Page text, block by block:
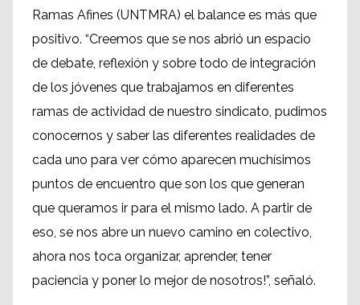
Ramas Afines (UNTMRA) el balance es más que
positivo. “Creemos que se nos abrió un espacio
de debate, reflexión y sobre todo de integración
de los jóvenes que trabajamos en diferentes
ramas de actividad de nuestro sindicato, pudimos
conocernos y saber las diferentes realidades de
cada uno para ver cómo aparecen muchísimos
puntos de encuentro que son los que generan
que queramos ir para el mismo lado. A partir de
eso, se nos abre un nuevo camino en colectivo,
ahora nos toca organizar, aprender, tener
paciencia y poner lo mejor de nosotros!”, señaló.